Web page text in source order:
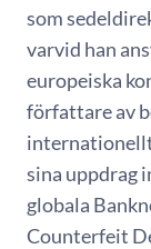
som
varvid han
europeiska
författare av
sina uppdrag
globala
Counterfeit